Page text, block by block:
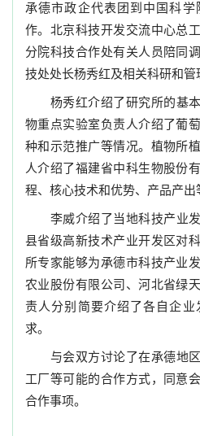
承德市政企代表团到中国科
作。北京科技开发交流中心总
分院科技合作处有关人员陪同
技处处长杨秀红及相关科研和管
杨秀红介绍了研究所的基
物重点实验室负责人介绍了葡
种和示范推广等情况。植物所
人介绍了福建省中科生物股份
程、核心技术和优势、产品产出
李威介绍了当地科技产业
县省级高新技术产业开发区对
所专家能够为承德市科技产业
农业股份有限公司、河北省绿
责人分别简要介绍了各自企
求。
与会双方讨论了在承德地
工厂等可能的合作方式，同意
合作事项。